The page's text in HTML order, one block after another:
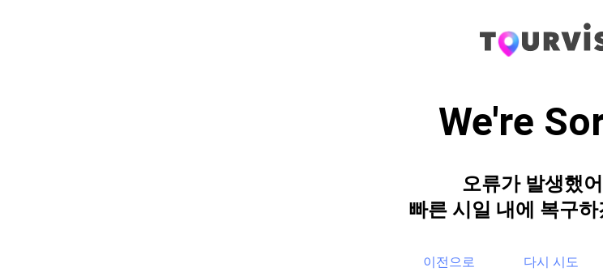
We're
오류가 발생했
빠른 시일 내에 복구
이전으로 다시 시도